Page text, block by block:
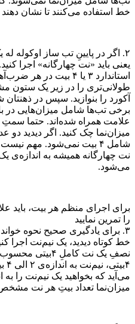
خط استفاده می‌کنند تا نشان
۲. اگر در پایین‌ِ تب ساز اوکوله
یعنی باید «نت چهارگانه» اجرا
استاندارد ۳ یا ۴ بیت
طولانی‌تری را در زیر یک ستون
آکورد را بنوازید. سپس در
برخی تب‌ها شامل میزان‌هایی در
علامت همراه شده‌اند. حتما
شامل ۴ بیت نمی‌شود. مهم
نت چهارگانه همیشه به اندازه‌ی
می‌شود.
برای اجرای منظم هر بیت، باید
را تمرین نمایید
۳. برای یادگیری صحیح نحوه
خط کوتاه دیدید، یک نیم‌نت اجرا
نصفِ یک نت کاملِ
میزان‌نما تعداد بیتِ هر نت